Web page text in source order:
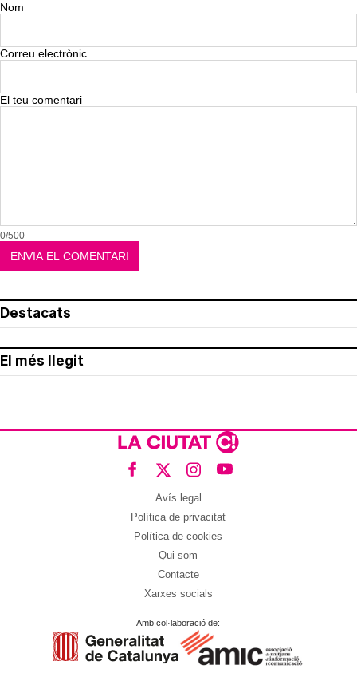
Nom
Correu electrònic
El teu comentari
0/500
Destacats
El més llegit
Avís legal
Política de privacitat
Política de cookies
Qui som
Contacte
Xarxes socials
Amb col·laboració de: